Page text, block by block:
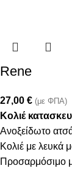
Rene
27,00 € (με ΦΠΑ)
Κολιέ
Ανοξείδωτο
Κολιέ με λευκά
Προσαρμόσιμο